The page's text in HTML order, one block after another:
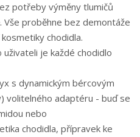
potřeby výměny tlumičů
proběhne bez demontáže
chodidla.
uživateli je každé chodidlo
s dynamickým bércovým
volitelného adaptéru - buď se
nebo
chodidla, přípravek ke